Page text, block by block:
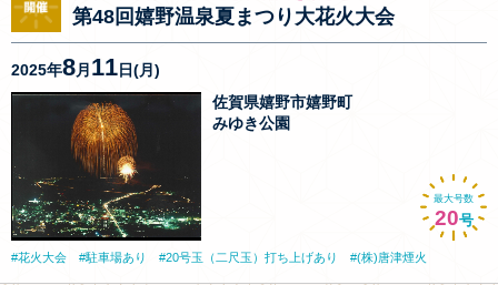
第48回嬉野温泉夏まつり大花火大会
2025年8月 11日(月)
佐賀県嬉野市嬉野町
みゆき公園
最大号数
20号
花火大会 駐車場あり 20号玉（二尺玉）打ち上げあり (株)唐津煙火